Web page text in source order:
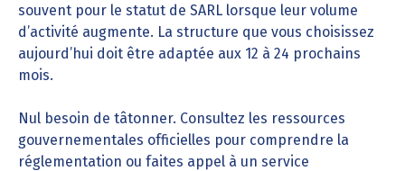
souvent pour le statut de SARL lorsque leur volume
d’activité augmente. La structure que vous choisissez
aujourd’hui doit être adaptée aux 12 à 24 prochains
mois.
Nul besoin de tâtonner. Consultez les ressources
gouvernementales officielles pour comprendre la
réglementation ou faites appel à un service